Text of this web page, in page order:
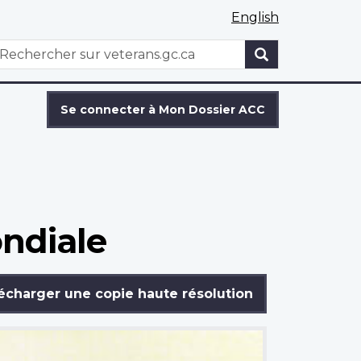
English
WxT
Se connecter à Mon Dossier ACC
une copie haute résolution